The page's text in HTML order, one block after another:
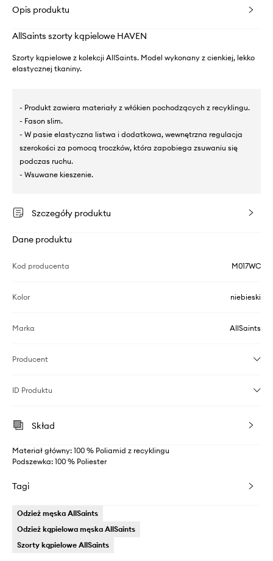
Opis produktu
AllSaints szorty kąpielowe HAVEN
Szorty kąpielowe z kolekcji AllSaints. Model wykonany z cienkiej, lekko
elastycznej tkaniny.
- Produkt zawiera materiały z włókien pochodzących z recyklingu.
- Fason slim.
- W pasie elastyczna listwa i dodatkowa, wewnętrzna regulacja
szerokości za pomocą troczków, która zapobiega zsuwaniu się
podczas ruchu.
- Wsuwane kieszenie.
Szczegóły produktu
Dane produktu
Kod producenta M017WC
Kolor niebieski
Marka AllSaints
Producent
ID Produktu
Skład
Materiał główny: 100 % Poliamid z recyklingu
Podszewka: 100 % Poliester
Tagi
Odzież męska AllSaints
Odzież kąpielowa męska AllSaints
Szorty kąpielowe AllSaints